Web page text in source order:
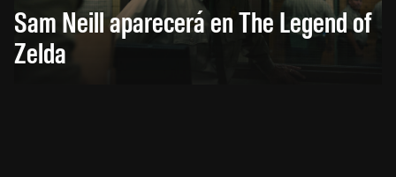
Sam Neill aparecerá en The Legend of
Zelda